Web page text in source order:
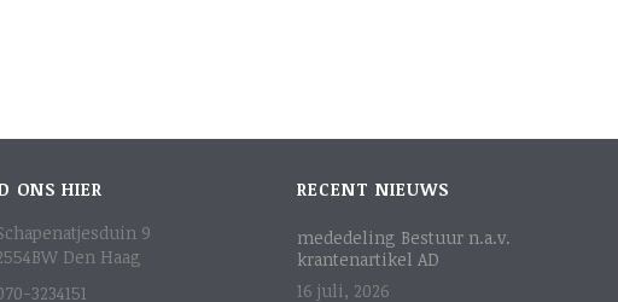
ONS HIER
9
Den Haag
3234151
RECENT NIEUWS
mededeling Bestuur n.a.v.
krantenartikel AD
16 juli, 2026